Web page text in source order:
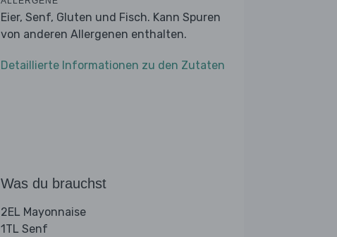
Eier, Senf, Gluten und Fisch. Kann Spuren
von anderen Allergenen enthalten.
Detaillierte Informationen zu den Zutaten
Was du brauchst
2EL Mayonnaise
1TL Senf